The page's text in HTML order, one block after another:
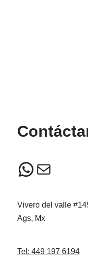
Vivero del valle
Ags, Mx
Tel: 449 197 6194